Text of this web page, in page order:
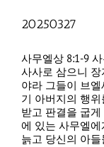
20250327
사무엘상 8:1-9
사사로 삼으니
야라 그들이 브
기 아버지의 행
받고 판결을 굽
에 있는 사무엘
늙고 당신의 아